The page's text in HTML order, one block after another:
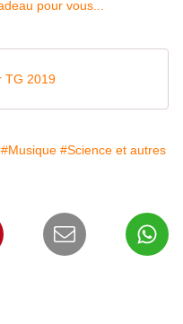
TG 2019
#Musique #Science et autres